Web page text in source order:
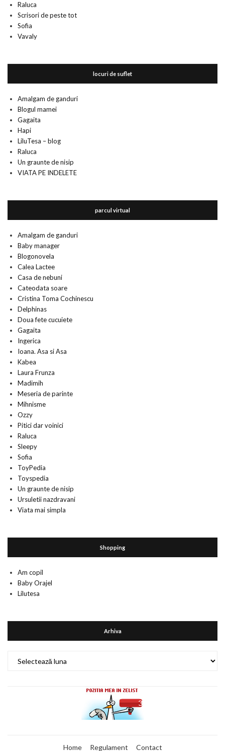
Raluca
Scrisori de peste tot
Sofia
Vavaly
locuri de suflet
Amalgam de ganduri
Blogul mamei
Gagaita
Hapi
LiluTesa – blog
Raluca
Un graunte de nisip
VIATA PE INDELETE
parcul virtual
Amalgam de ganduri
Baby manager
Blogonovela
Calea Lactee
Casa de nebuni
Cateodata soare
Cristina Toma Cochinescu
Delphinas
Doua fete cucuiete
Gagaita
Ingerica
Ioana. Asa si Asa
Kabea
Laura Frunza
Madimih
Meseria de parinte
Mihnisme
Ozzy
Pitici dar voinici
Raluca
Sleepy
Sofia
ToyPedia
Toyspedia
Un graunte de nisip
Ursuletii nazdravani
Viata mai simpla
Shopping
Am copil
Baby Orajel
Lilutesa
Arhiva
Home Regulament Contact